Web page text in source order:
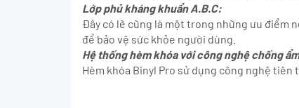
Lớp phủ kháng khuẩn A.B.C:
Đây có lẽ cũng là một trong những ưu điểm
để bảo vệ sức khỏe người dùng.
Hệ thống hèm khóa với công nghệ chống
Hèm khóa Binyl Pro sử dụng công nghệ tiên